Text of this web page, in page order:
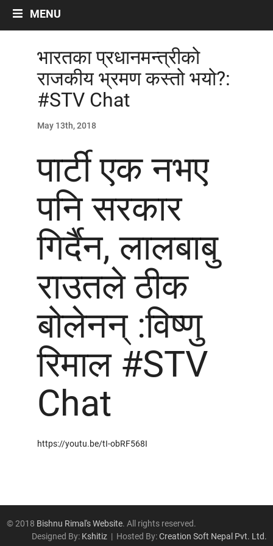
MENU
Labour And Politics
Miscellaneous
Occupational Safety
Politics
Women/Gender
ARTICLES
Archives by Month
नेपालीमा रचनाहरु
अन्तरवार्ता
भिडियो~अडियो अन्तर्वार्ता
ईतिहास
औद्योगिक सम्बन्ध
क्षेत्रगत विषय
ट्रेड यूनियन र राजनीति
प्रेरणादायि व्यक्तित्व
भाषण/सम्बोधन
महिला/लैङ्गिक विषय
राजनीति
शोषणमूलक श्रम अभ्यास
भारतका प्रधानमन्त्रीको
राजकीय भ्रमण कस्तो भयो?:
#STV Chat
May 13th, 2018
पार्टी एक नभए
पनि सरकार
गिर्दैन, लालबाबु
राउतले ठीक
बोलेनन् :विष्णु
रिमाल #STV
Chat
https://youtu.be/tI-obRF568I
© 2018 Bishnu Rimal's Website. All rights reserved.
Designed By: Kshitiz| Hosted By:Creation Soft Nepal Pvt. Ltd.